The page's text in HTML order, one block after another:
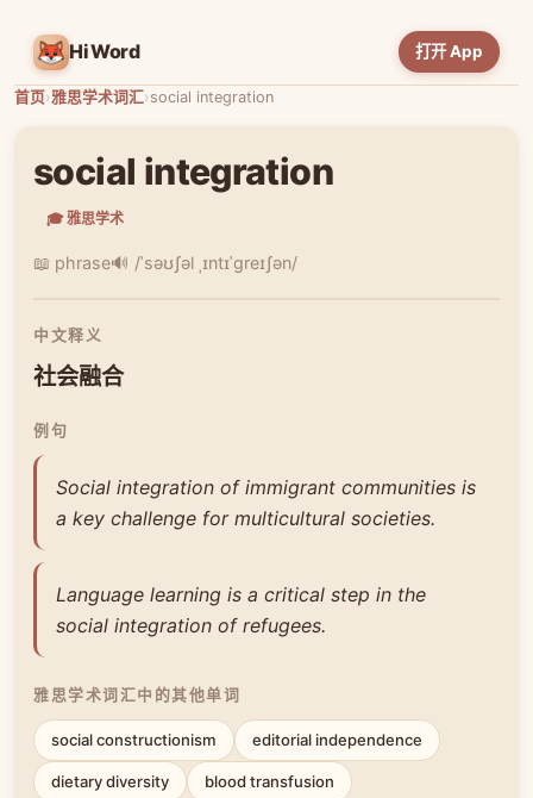
HiWord 打开 App
首页›雅思学术词汇›social integration
social integration
🎓 雅思学术
📖 phrase🔊 /ˈsəʊʃəl ˌɪntɪˈɡreɪʃən/
中文释义
社会融合
例句
Social integration of immigrant communities is
a key challenge for multicultural societies.
Language learning is a critical step in the
social integration of refugees.
雅思学术词汇中的其他单词
social constructionism editorial independence
dietary diversity blood transfusion